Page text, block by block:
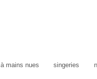
à mains nues singeries